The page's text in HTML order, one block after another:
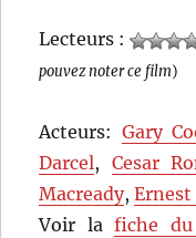
Lecteurs :
pouvez noter ce film)
Acteurs: Gary
Darcel, Cesar
Macready,
Voir lafiche